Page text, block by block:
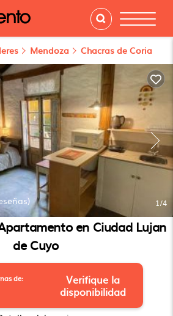
Mendoza Chacras de Coria
1/4
en Ciudad Lujan
de Cuyo
de:
Verifique la
disponibilidad